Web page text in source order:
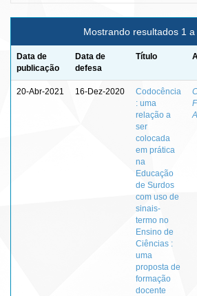
Mostrando resultados 1 a
Data de
publicação
Data de
defesa
Título
20-Abr-2021 16-Dez-2020
Codocência
: uma
relação a
ser
colocada
em prática
na
Educação
de Surdos
com uso de
sinais-
termo no
Ensino de
Ciências :
uma
proposta de
formação
docente